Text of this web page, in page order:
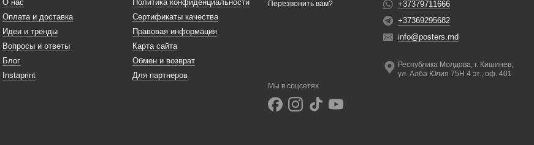
О нас
Оплата и доставка
Идеи и тренды
Вопросы и ответы
Блог
Instaprint
Политика конфиденциальности
Сертификаты качества
Правовая информация
Карта сайта
Обмен и возврат
Для партнеров
Перезвонить вам?
+37379711666
+37369295682
info@posters.md
Республика Молдова, г. Кишинев,
ул. Алба Юлия 75Н 4 эт., оф. 401
Мы в соцсетях